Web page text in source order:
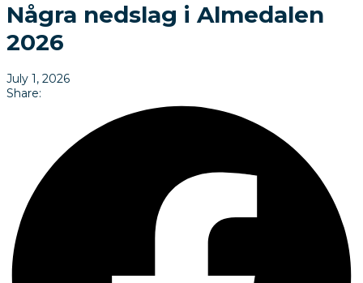
Några nedslag i Almedalen
2026
July 1, 2026
Share: